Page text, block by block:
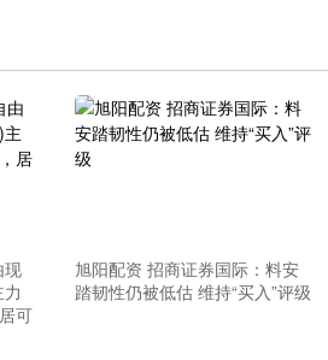
现
可
旭阳配资 招商证券国际：料安
踏韧性仍被低估 维持“买入”评级